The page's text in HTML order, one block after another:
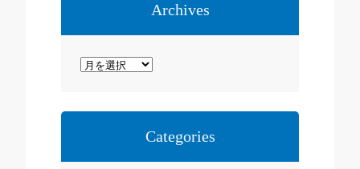
Archives
ア
カ
Categories